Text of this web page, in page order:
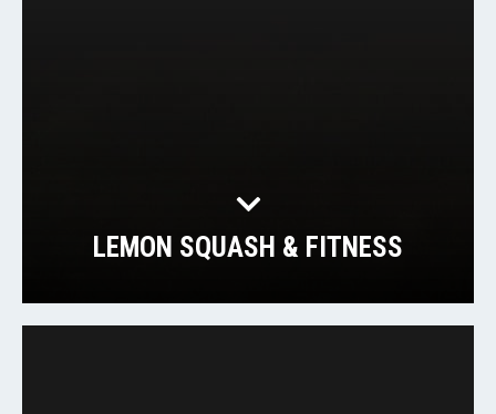
LEMON SQUASH & FITNESS